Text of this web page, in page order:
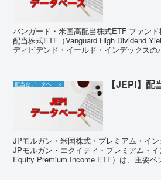
バンガード・米国高配当株式ETF ファン
配当株式ETF（Vanguard High Dividend
ディビデンド・イールド・インデックス
配当金データベース 【JEPI】
JPモルガン・米国株式・プレミアム・イ
JPモルガン・エクイティ・プレミアム・
Equity Premium Income ETF）は、主要